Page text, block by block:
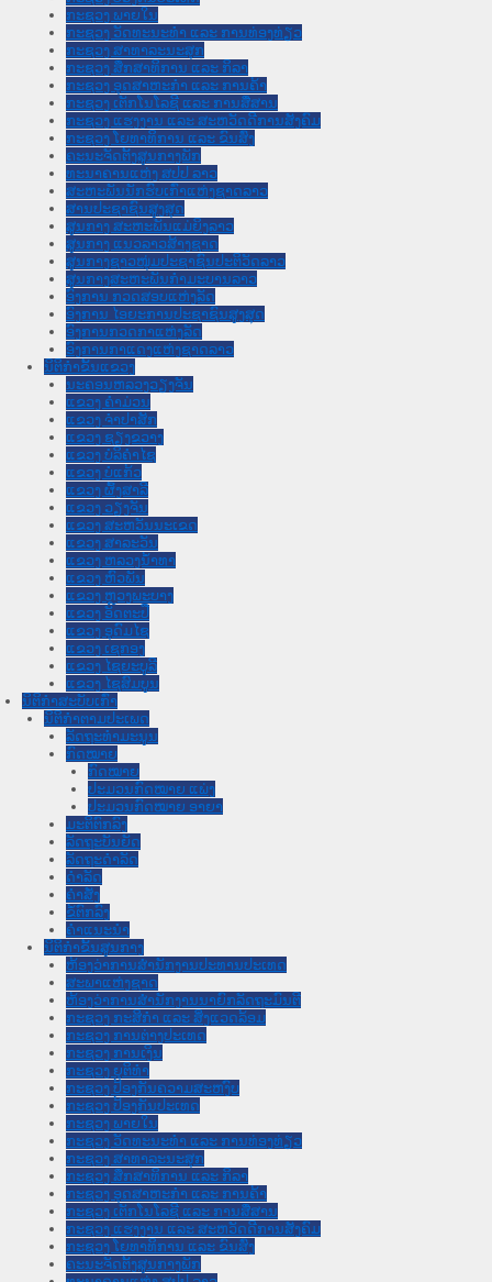
ກະຊວງ ພາຍໃນ
ກະຊວງ ວັດທະນະທຳ ແລະ ການທ່ອງທ່ຽວ
ກະຊວງ ສາທາລະນະສຸກ
ກະຊວງ ສຶກສາທິການ ແລະ ກິລາ
ກະຊວງ ອຸດສາຫະກຳ ແລະ ການຄ້າ
ກະຊວງ ເຕັກໂນໂລຊີ ແລະ ການສື່ສານ
ກະຊວງ ແຮງງານ ແລະ ສະຫວັດດີການສັງຄົມ
ກະຊວງ ໂຍທາທິການ ແລະ ຂົນສົ່ງ
ຄະນະຈັດຕັ້ງສູນກາງພັກ
ທະນາຄານແຫ່ງ ສປປ ລາວ
ສະຫະພັນນັກຮົບເກົ່າແຫ່ງຊາດລາວ
ສານປະຊາຊົນສູງສຸດ
ສູນກາງ ສະຫະພັນແມ່ຍິງລາວ
ສູນກາງ ແນວລາວສ້າງຊາດ
ສູນກາງຊາວໜຸ່ມປະຊາຊົນປະຕິວັດລາວ
ສູນກາງສະຫະພັນກຳມະບານລາວ
ອົງການ ກວດສອບແຫ່ງລັດ
ອົງການ ໄອຍະການປະຊາຊົນສູງສຸດ
ອົງການກວດກາແຫ່ງລັດ
ອົງການກາແດງແຫ່ງຊາດລາວ
ນິຕິກໍາຂັ້ນແຂວງ
ນະ​ຄອນ​ຫລວງວຽງຈັນ
ແຂວງ ຄໍາມ່ວນ
ແຂວງ ຈໍາປາສັກ
ແຂວງ ຊຽງຂວາງ
ແຂວງ ບໍລິຄໍາໄຊ
ແຂວງ ບໍ່ແກ້ວ
ແຂວງ ຜົ້ງສາລີ
ແຂວງ ວຽງຈັນ
ແຂວງ ສະຫວັນນະເຂດ
ແຂວງ ສາລະວັນ
ແຂວງ ຫລວງນໍ້າທາ
ແຂວງ ຫົວພັນ
ແຂວງ ຫຼວງພະບາງ
ແຂວງ ອັດຕະປື
ແຂວງ ອຸດົມໄຊ
ແຂວງ ເຊກອງ
ແຂວງ ໄຊຍະບູລີ
ແຂວງ ໄຊສົມບູນ
ນິຕິກໍາສະບັບເກົ່າ
ນິຕິກຳຕາມປະເພດ
ລັດຖະທໍາມະນູນ
ກົດໝາຍ
ກົດໝາຍ
ປະມວນກົດໝາຍ ແພ່ງ
ປະມວນກົດໝາຍ ອາຍາ
ມະຕິຕົກລົງ
ລັດຖະບັນຍັດ
ລັດຖະດໍາລັດ
ດໍາລັດ
ຄໍາສັ່ງ
ຂໍ້ຕົກລົງ
ຄໍາແນະນໍາ
ນິຕິກໍາຂັ້ນສູນກາງ
ຫ້ອງວ່າການສໍານັກງານປະທານປະເທດ
ສະພາແຫ່ງຊາດ
ຫ້ອງວ່າການສຳນັກງານນາຍົກລັດຖະມົນຕີ
ກະຊວງ ກະສິກຳ ແລະ ສິ່ງແວດລ້ອມ
ກະຊວງ ການຕ່າງປະເທດ
ກະຊວງ ການເງິນ
ກະຊວງ ຍຸຕິທໍາ
ກະຊວງ ປ້ອງກັນຄວາມສະຫງົບ
ກະຊວງ ປ້ອງກັນປະເທດ
ກະຊວງ ພາຍໃນ
ກະຊວງ ວັດທະນະທຳ ແລະ ການທ່ອງທ່ຽວ
ກະຊວງ ສາທາລະນະສຸກ
ກະຊວງ ສຶກສາທິການ ແລະ ກິລາ
ກະຊວງ ອຸດສາຫະກຳ ແລະ ການຄ້າ
ກະຊວງ ເຕັກໂນໂລຊີ ແລະ ການສື່ສານ
ກະຊວງ ແຮງງານ ແລະ ສະຫວັດດີການສັງຄົມ
ກະຊວງ ໂຍທາທິການ ແລະ ຂົນສົ່ງ
ຄະນະຈັດຕັ້ງສູນກາງພັກ